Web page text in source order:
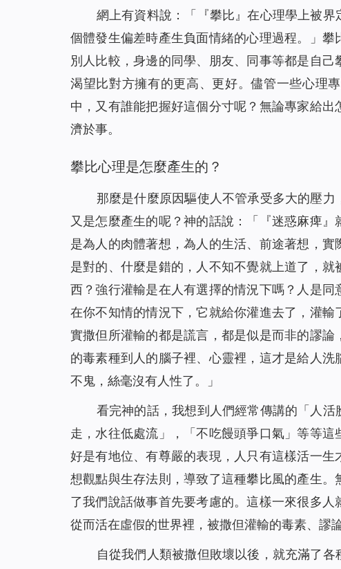
網上有資料說：「『攀比』在心理學上被
個體發生偏差時產生負面情緒的心理過程。」
別人比較，身邊的同學、朋友、同事等都是自
渴望比對方擁有的更高、更好。儘管一些心理
中，又有誰能把握好這個分寸呢？無論專家給
濟於事。
攀比心理是怎麼產生的？
那麼是什麼原因驅使人不管承受多大的壓
又是怎麼產生的呢？神的話說：「
『迷惑麻痺
是為人的肉體著想，為人的生活、前途著想，
是對的、什麼是錯的，人不知不覺就上道了，就
西？強行灌輸是在人有選擇的情況下嗎？人是同
在你不知情的情況下，它就給你灌進去了，灌
實撒但所灌輸的都是謊言，都是似是而非的謬
的毒素種到人的腦子裡、心靈裡，這才是給人
不鬼，絲毫沒有人性了。
」
看完神的話，我想到人們經常傳講的「人
走，水往低處流」，「不吃饅頭爭口氣」等等
好是有地位、有尊嚴的表現，人只有這樣活一
想觀點與生存法則，導致了這種攀比風的產生
了我們說話做事首先要考慮的。這樣一來很多
從而活在虛假的世界裡，被撒但灌輸的毒素、謬論
自從我們人類被撒但敗壞以後，就充滿了